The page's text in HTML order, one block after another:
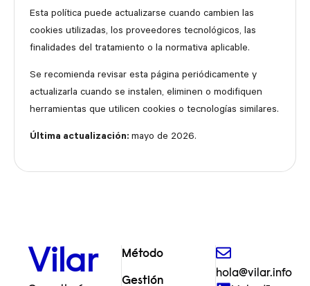
Esta política puede actualizarse cuando cambien las
cookies utilizadas, los proveedores tecnológicos, las
finalidades del tratamiento o la normativa aplicable.
Se recomienda revisar esta página periódicamente y
actualizarla cuando se instalen, eliminen o modifiquen
herramientas que utilicen cookies o tecnologías similares.
Última actualización: mayo de 2026.
Vilar Método
Gestión
hola@vilar.info